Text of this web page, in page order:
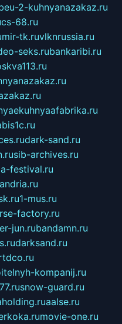
2-kuhnyanazakaz.ru
cs-68.ru
mir-tk.ruvlknrussia.ru
seks.rubankaribi.ru
dark-sand.ru
sib-archives.ru
festival.ru
1-mus.ru
factory.ru
jun.rubandamn.ru
darksand.ru
kompanij.ru
snow-guard.ru
aalse.ru
movie-one.ru